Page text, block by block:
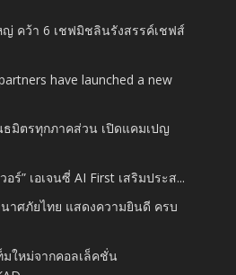
คว้า 6 เชฟมิชลินรังสรรค์เชฟส์
have launched a new
ธมิตรทุกภาคส่วน เปิดแคมเปญ
อร์” เอเจนซี่ AI First เสริมประส...
าศภัยไทย แสดงความยินดี ครบ
มใหม่จากคอลเล็คชั่น